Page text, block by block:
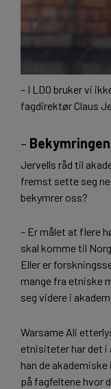
– I LDO bruker vi
fagdirektør Claus
–
Jervells råd til
fremst sette seg
bekymrer oss?
– Er målet at flere
skal komme til
Eller er
mange fra etniske
seg videre i
Warsame Ali
etnisiteter har det i
han de
på fagfeltene hvor